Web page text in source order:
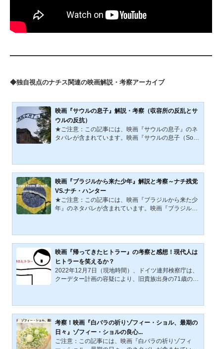
◆独自視点のナチス関連の映画解説・考察アーカイブ
映画『サウルの息子』解説・考察（収容所の反乱とサ
ウルの反抗）
★ご注意：この記事には、映画『サウルの息子』のネ
タバレが含まれています。映画『サウルの息子（Son
別労務隊）サウルと1944年10月7日のゾンダーコマン
ド反乱を描いた2015年のハンガリー映画である。意図
的にピントを外した映像とサウルを追うようなカメラ
ワークや35ミリフィルムを使用した映像は、絶滅収容
所のなかの死と暴力、人間の尊厳を完全否定した非人
道的な日常風景をドキュメンタリー的に描いていると
映画『ブラジルから来た少年』解説と考察～ナチ残党
VS.ナチ・ハンター
★ご注意：この記事には、映画『ブラジルから来た少
年』のネタバレが含まれています。映画『ブラジルか
トされた映画『ブラジルから来た少年（The Boys fro
m Brazil）1978年公開』。1967年に出版され原作小説
の著者は、傑作ミステリー『死の接吻（A Kiss Before
Dying）』や1968年に映画化された『ローズマリーの
赤ちゃん（Rosemary's Baby）』などのアイラ・レヴ
ィン（1929年8月27日－2007年11月12日）。監督は
映画『帰ってきたヒトラー』の考察と感想！現代人は
ヒトラーを笑えるか？
2022年12月7日（現地時間）、ドイツ連邦検察庁は、
クーデター計画の容疑により、旧貴族出身の71歳の
APAN「ドイツ、クーデター計画容疑で25人逮捕」20
22年12月7日配信）。この報道から想起されるのは、
かつてアドルフ・ヒトラーが主導した「ミュンヘン一
揆」（1923年）と、現代ドイツにヒトラーが復活する
という設定の風刺映画『帰ってきたヒトラー』（2016
年日本公開）である。映画『帰ってきたヒトラー』と
考察！映画『白バラの祈りゾフィー・ショル、最期の
日々』ゾフィー・ショルの良心...
ご注意：この記事には、映画『白バラの祈りゾフィ